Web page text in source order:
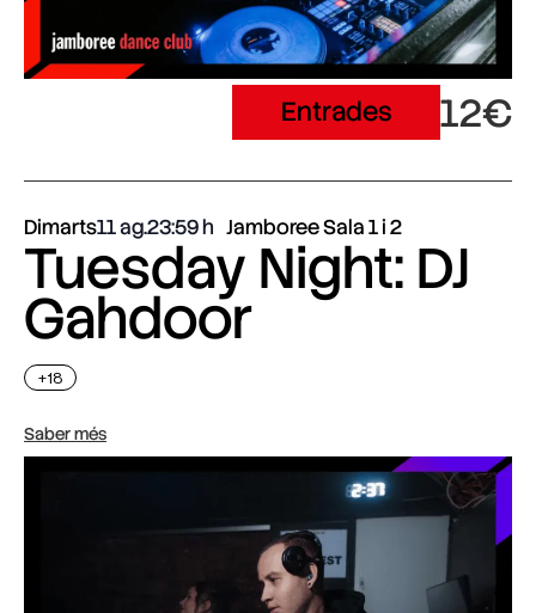
Entrades 12€
Dimarts11 ag.23:59 Jamboree Sala 1 i 2
Tuesday Night: DJ
Gahdoor
+18
Saber més